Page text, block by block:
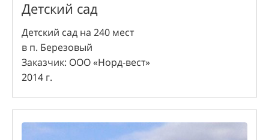
Детский сад
Детский сад на 240 мест
в п. Березовый
Заказчик: ООО «Норд-вест»
2014 г.